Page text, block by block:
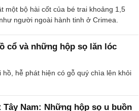
một bộ hài cốt của bé trai khoảng 1,5
người ngoài hành tinh ở Crimea.
cổ và những hộp sọ lăn lóc
hễ phát hiện có gỗ quý chìa lên khỏi
Nam: Những hộp sọ u buồn